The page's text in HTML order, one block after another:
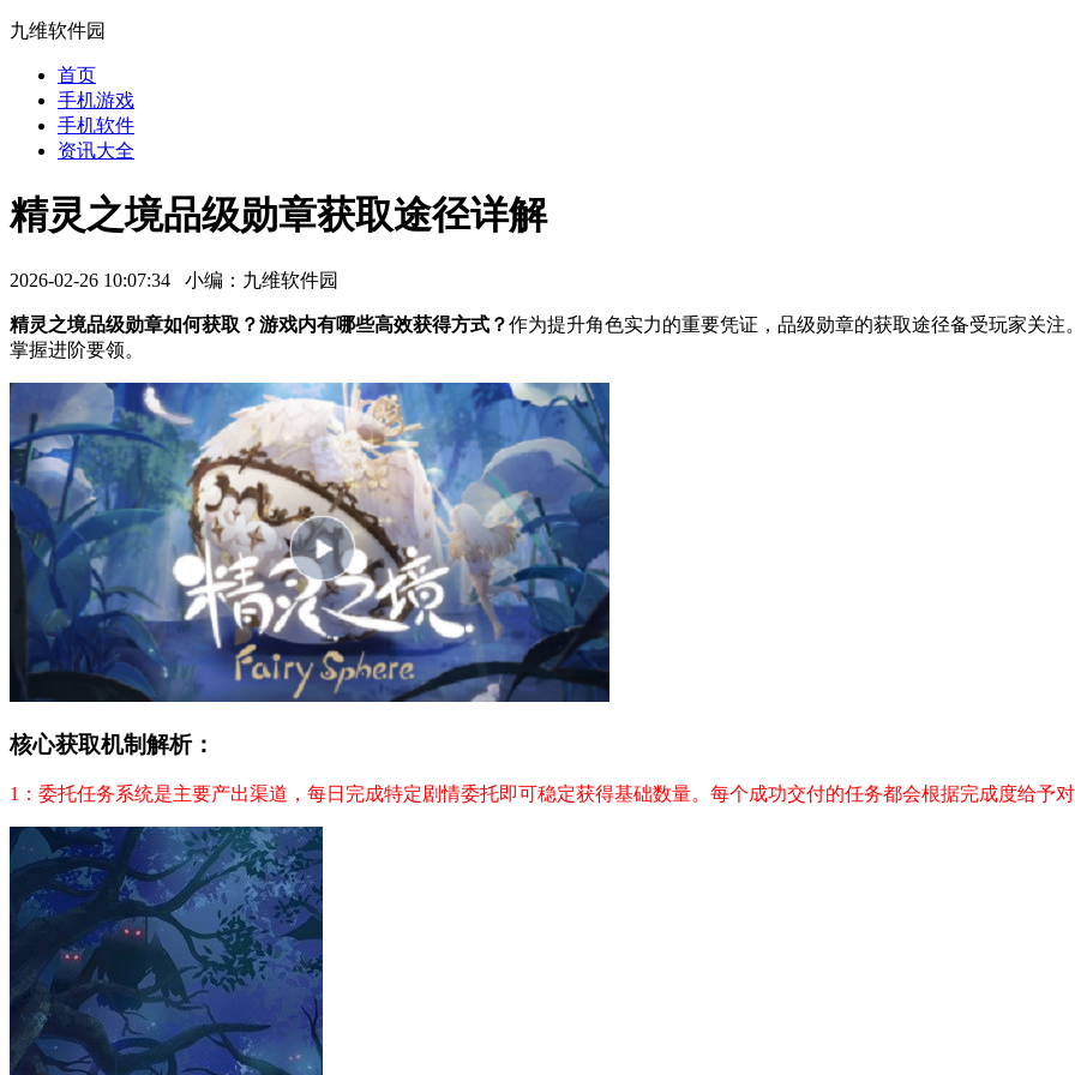
九维软件园
首页
手机游戏
手机软件
资讯大全
精灵之境品级勋章获取途径详解
2026-02-26 10:07:34 小编：九维软件园
精灵之境品级勋章如何获取？游戏内有哪些高效获得方式？作为提升角色实力的重要凭证，品级勋章的获取途径备受玩家关
掌握进阶要领。
核心获取机制解析：
1：委托任务系统是主要产出渠道，每日完成特定剧情委托即可稳定获得基础数量。每个成功交付的任务都会根据完成度给予对